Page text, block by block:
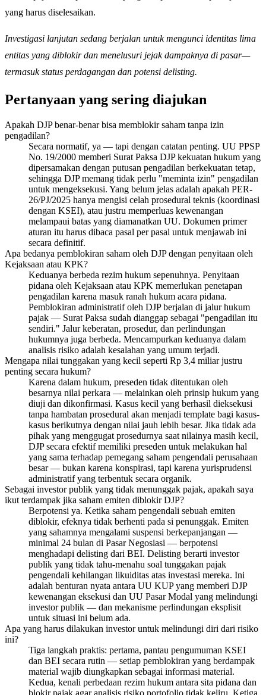
yang harus diselesaikan.
Investigasi lanjutan sedang berjalan untuk mengunci identitas lima
entitas yang diblokir dan menelusuri jejak dampaknya di pasar—
termasuk status perdagangan dan potensi delisting.
Pertanyaan yang sering diajukan
Apakah DJP benar-benar bisa memblokir saham tanpa izin
pengadilan?
Secara normatif, ya — tapi dengan catatan penting. UU PPSP
No. 19/2000 memberi Surat Paksa DJP kekuatan hukum yang
dipersamakan dengan putusan pengadilan berkekuatan tetap,
sehingga DJP memang tidak perlu "meminta izin" pengadilan
untuk mengeksekusi. Yang belum jelas adalah apakah PER-
26/PJ/2025 hanya mengisi celah prosedural teknis (koordinasi
dengan KSEI), atau justru memperluas kewenangan
melampaui batas yang diamanatkan UU. Dokumen primer
aturan itu harus dibaca pasal per pasal untuk menjawab ini
secara definitif.
Apa bedanya pemblokiran saham oleh DJP dengan penyitaan oleh
Kejaksaan atau KPK?
Keduanya berbeda rezim hukum sepenuhnya. Penyitaan
pidana oleh Kejaksaan atau KPK memerlukan penetapan
pengadilan karena masuk ranah hukum acara pidana.
Pemblokiran administratif oleh DJP berjalan di jalur hukum
pajak — Surat Paksa sudah dianggap sebagai "pengadilan itu
sendiri." Jalur keberatan, prosedur, dan perlindungan
hukumnya juga berbeda. Mencampurkan keduanya dalam
analisis risiko adalah kesalahan yang umum terjadi.
Mengapa nilai tunggakan yang kecil seperti Rp 3,4 miliar justru
penting secara hukum?
Karena dalam hukum, preseden tidak ditentukan oleh
besarnya nilai perkara — melainkan oleh prinsip hukum yang
diuji dan dikonfirmasi. Kasus kecil yang berhasil dieksekusi
tanpa hambatan prosedural akan menjadi template bagi kasus-
kasus berikutnya dengan nilai jauh lebih besar. Jika tidak ada
pihak yang menggugat prosedurnya saat nilainya masih kecil,
DJP secara efektif memiliki preseden untuk melakukan hal
yang sama terhadap pemegang saham pengendali perusahaan
besar — bukan karena konspirasi, tapi karena yurisprudensi
administratif yang terbentuk secara organik.
Sebagai investor publik yang tidak menunggak pajak, apakah saya
ikut terdampak jika saham emiten diblokir DJP?
Berpotensi ya. Ketika saham pengendali sebuah emiten
diblokir, efeknya tidak berhenti pada si penunggak. Emiten
yang sahamnya mengalami suspensi berkepanjangan —
minimal 24 bulan di Pasar Negosiasi — berpotensi
menghadapi delisting dari BEI. Delisting berarti investor
publik yang tidak tahu-menahu soal tunggakan pajak
pengendali kehilangan likuiditas atas investasi mereka. Ini
adalah benturan nyata antara UU KUP yang memberi DJP
kewenangan eksekusi dan UU Pasar Modal yang melindungi
investor publik — dan mekanisme perlindungan eksplisit
untuk situasi ini belum ada.
Apa yang harus dilakukan investor untuk melindungi diri dari risiko
ini?
Tiga langkah praktis: pertama, pantau pengumuman KSEI
dan BEI secara rutin — setiap pemblokiran yang berdampak
material wajib diungkapkan sebagai informasi material.
Kedua, kenali perbedaan rezim hukum antara sita pidana dan